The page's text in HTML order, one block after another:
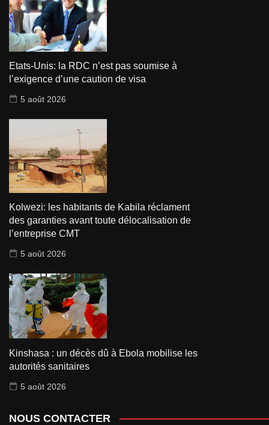
Etats-Unis: la RDC n’est pas soumise à
l’exigence d’une caution de visa
5 août 2026
Kolwezi: les habitants de Kabila réclament
des garanties avant toute délocalisation de
l’entreprise CMT
5 août 2026
Kinshasa : un décès dû à Ebola mobilise les
autorités sanitaires
5 août 2026
NOUS CONTACTER